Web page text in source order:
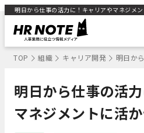
明日から仕事の活力に！キャリアやマネジメ
TOP 組織 キャリア開発 明日か
明日から仕事の活
マネジメントに活